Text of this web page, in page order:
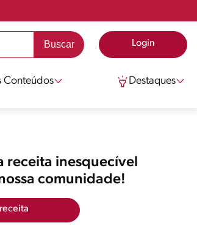
Login
Conteúdos Destaques
receita inesquecível
comunidade!